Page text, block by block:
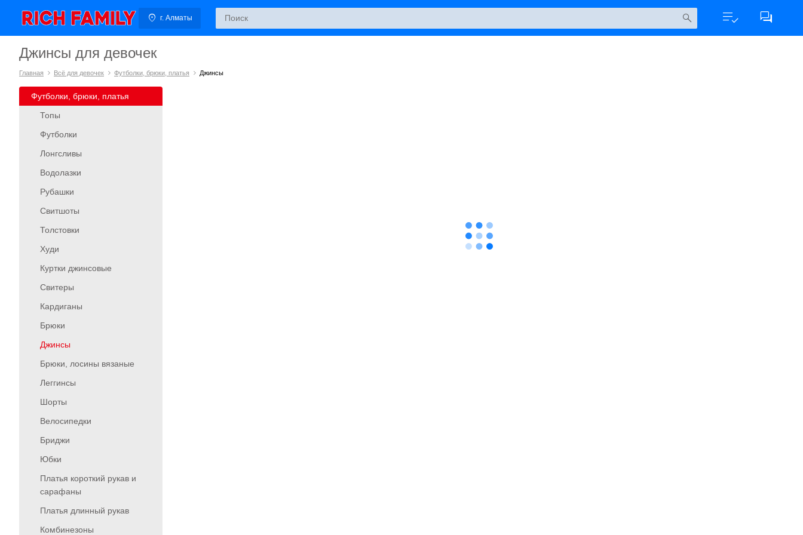
г. Алматы
Джинсы для девочек
Главная Всё для девочек Футболки, брюки, платья Джинсы
Футболки, брюки, платья
Топы
Футболки
Лонгсливы
Водолазки
Рубашки
Свитшоты
Толстовки
Худи
Куртки джинсовые
Свитеры
Кардиганы
Брюки
Джинсы
Брюки, лосины вязаные
Леггинсы
Шорты
Велосипедки
Бриджи
Юбки
Платья короткий рукав и
сарафаны
Платья длинный рукав
Комбинезоны